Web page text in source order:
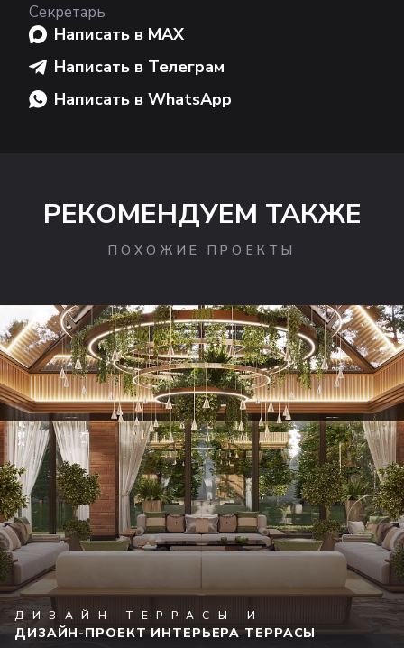
Секретарь
Написать в MAX
Написать в Телеграм
Написать в WhatsApp
РЕКОМЕНДУЕМ ТАКЖЕ
ПОХОЖИЕ ПРОЕКТЫ
ДИЗАЙН ТЕРРАСЫ И
ДИЗАЙН-ПРОЕКТ ИНТЕРЬЕРА ТЕРРАСЫ